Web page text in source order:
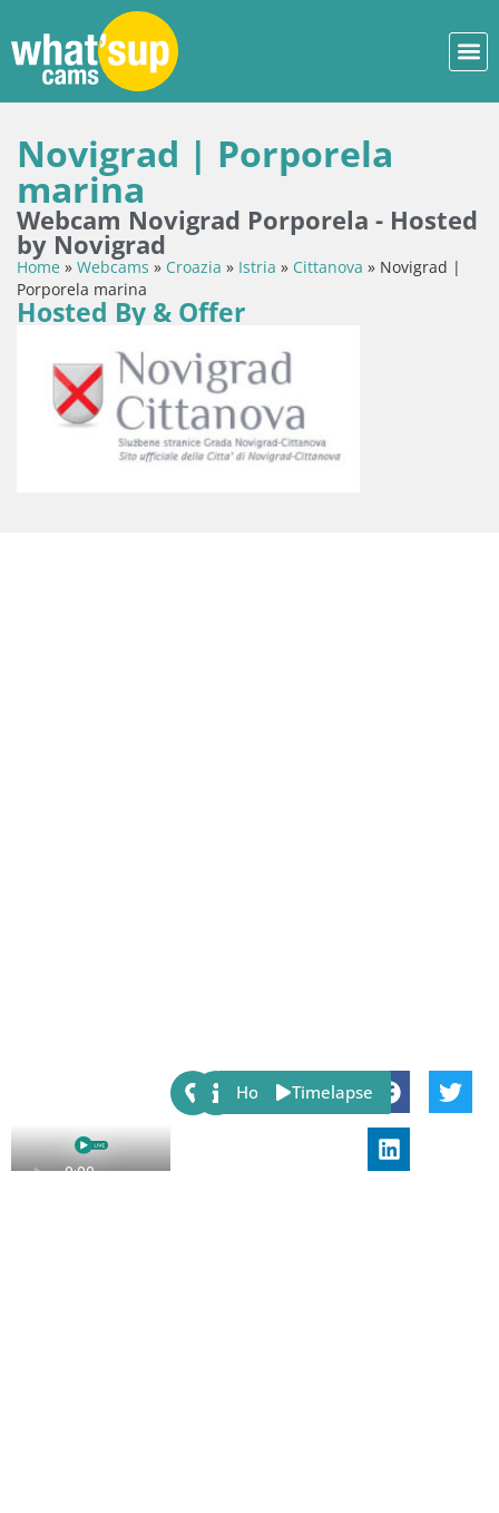
Novigrad | Porporela
marina
Webcam Novigrad Porporela - Hosted
by Novigrad
Home » Webcams » Croazia » Istria » Cittanova » Novigrad |
Porporela marina
Hosted By & Offer
Share:
Host Timelapse